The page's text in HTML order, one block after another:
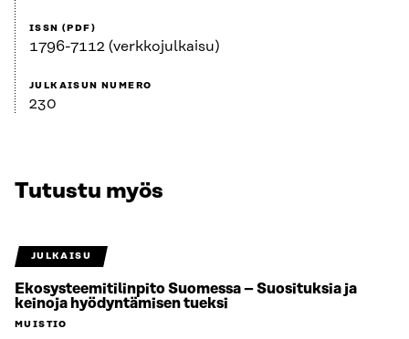
ISSN (PDF)
1796-7112 (verkkojulkaisu)
JULKAISUN NUMERO
230
Tutustu myös
JULKAISU
Ekosysteemitilinpito Suomessa – Suosituksia ja
keinoja hyödyntämisen tueksi
MUISTIO